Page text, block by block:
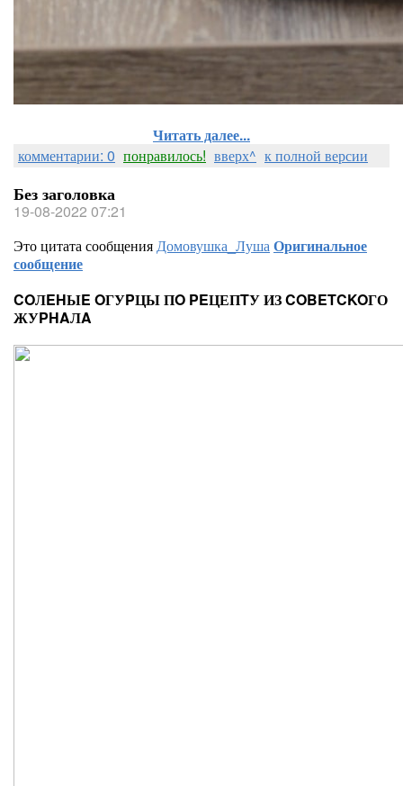
Читать далее...
комментарии: 0 понравилось! вверх^ к полной версии
Без заголовка
19-08-2022 07:21
Это цитата сообщенияДомовушка_ЛушаОригинальное
сообщение
COЛEHЫE OГУPЦЫ ПO PEЦЕПTУ ИЗ COBETCKOГО
ЖУPHAЛA